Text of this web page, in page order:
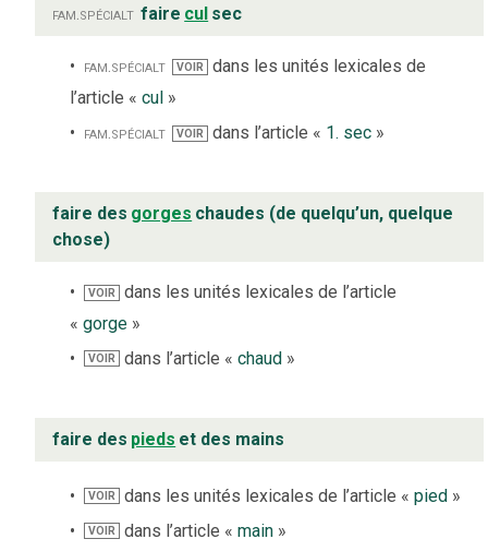
fam.spécialt faire cul sec
fam.spécialt VOIR dans les unités lexicales de
l’article « cul »
fam. spécialt VOIR dans l’article « 1. sec»
faire des gorges chaudes (de quelqu’un, quelque
chose)
VOIR
dans les unités lexicales de l’article
« gorge »
VOIR dans l’article «chaud »
faire des pieds et des mains
VOIR dans les unités lexicales de l’article «pied »
VOIR dans l’article «main »